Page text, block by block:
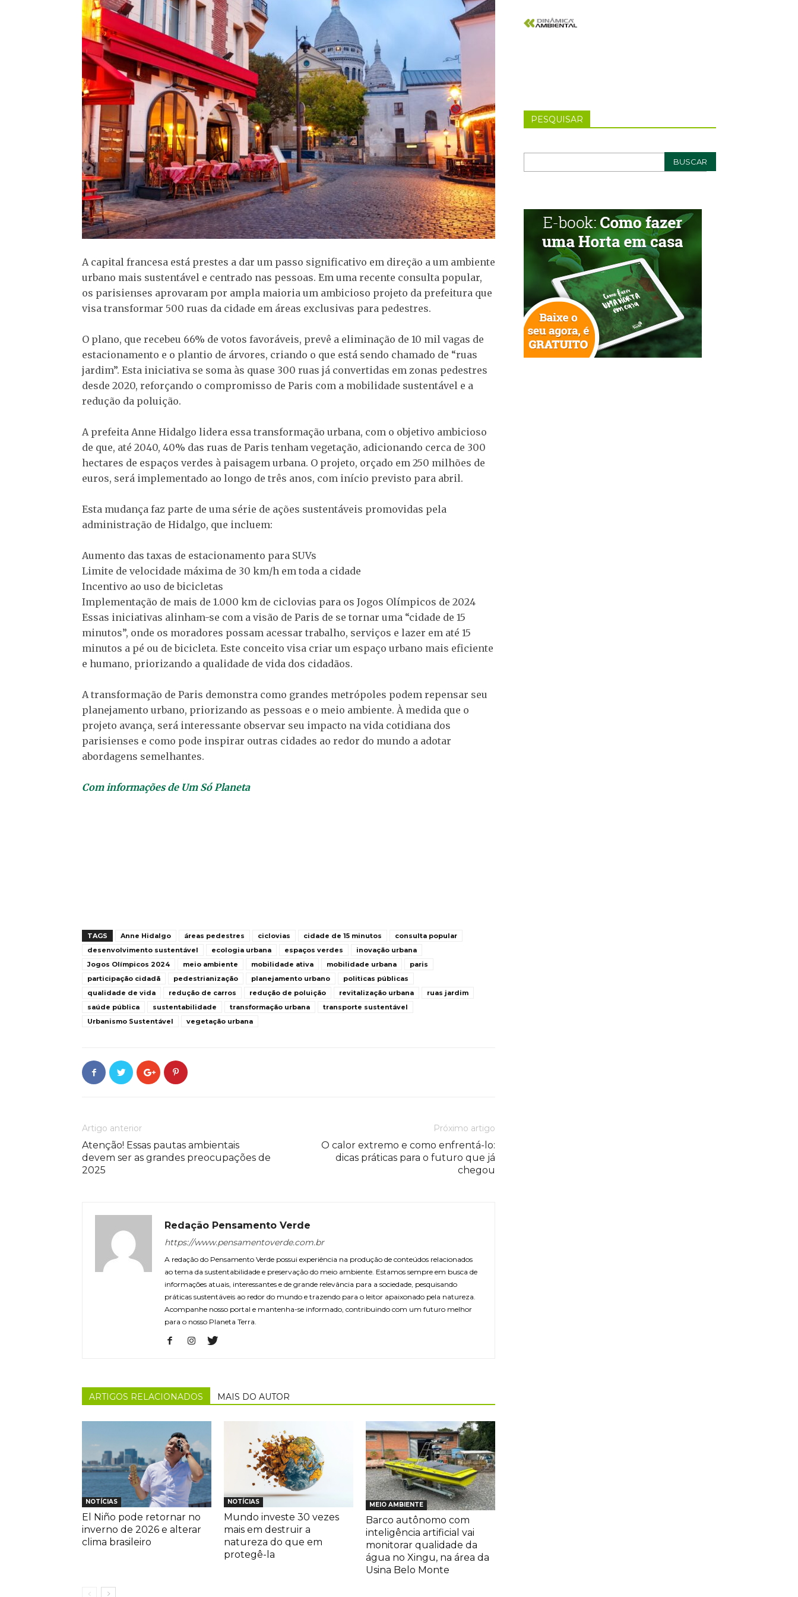
A capital francesa está prestes a dar um passo significativo em direção a um ambiente
urbano mais sustentável e centrado nas pessoas. Em uma recente consulta popular,
os parisienses aprovaram por ampla maioria um ambicioso projeto da prefeitura que
visa transformar 500 ruas da cidade em áreas exclusivas para pedestres.
O plano, que recebeu 66% de votos favoráveis, prevê a eliminação de 10 mil vagas de
estacionamento e o plantio de árvores, criando o que está sendo chamado de “ruas
jardim”. Esta iniciativa se soma às quase 300 ruas já convertidas em zonas pedestres
desde 2020, reforçando o compromisso de Paris com a mobilidade sustentável e a
redução da poluição.
A prefeita Anne Hidalgo lidera essa transformação urbana, com o objetivo ambicioso
de que, até 2040, 40% das ruas de Paris tenham vegetação, adicionando cerca de 300
hectares de espaços verdes à paisagem urbana. O projeto, orçado em 250 milhões de
euros, será implementado ao longo de três anos, com início previsto para abril.
Esta mudança faz parte de uma série de ações sustentáveis promovidas pela
administração de Hidalgo, que incluem:
Aumento das taxas de estacionamento para SUVs
Limite de velocidade máxima de 30 km/h em toda a cidade
Incentivo ao uso de bicicletas
Implementação de mais de 1.000 km de ciclovias para os Jogos Olímpicos de 2024
Essas iniciativas alinham-se com a visão de Paris de se tornar uma “cidade de 15
minutos”, onde os moradores possam acessar trabalho, serviços e lazer em até 15
minutos a pé ou de bicicleta. Este conceito visa criar um espaço urbano mais eficiente
e humano, priorizando a qualidade de vida dos cidadãos.
A transformação de Paris demonstra como grandes metrópoles podem repensar seu
planejamento urbano, priorizando as pessoas e o meio ambiente. À medida que o
projeto avança, será interessante observar seu impacto na vida cotidiana dos
parisienses e como pode inspirar outras cidades ao redor do mundo a adotar
abordagens semelhantes.
Com informações de Um Só Planeta
TAGS Anne Hidalgo áreas pedestres ciclovias cidade de 15 minutos
consulta popular
desenvolvimento sustentável
ecologia urbana espaços verdes
inovação urbana
Jogos Olímpicos 2024
meio ambiente mobilidade ativa mobilidade urbana
paris
participação cidadã
pedestrianização planejamento urbano
politicas públicas
qualidade de vida
redução de carros redução de poluição revitalização urbana
ruas jardim
saúde pública
sustentabilidade transformação urbana
transporte sustentável
Urbanismo Sustentável
vegetação urbana
Artigo anterior
Atenção! Essas pautas ambientais
devem ser as grandes preocupações de
2025
Próximo artigo
O calor extremo e como enfrentá-lo:
dicas práticas para o futuro que já
chegou
Redação Pensamento Verde
https://www.pensamentoverde.com.br
A redação do Pensamento Verde possui experiência na produção de conteúdos relacionados
ao tema da sustentabilidade e preservação do meio ambiente. Estamos sempre em busca de
informações atuais, interessantes e de grande relevância para a sociedade, pesquisando
práticas sustentáveis ao redor do mundo e trazendo para o leitor apaixonado pela natureza.
Acompanhe nosso portal e mantenha-se informado, contribuindo com um futuro melhor
para o nosso Planeta Terra.
ARTIGOS RELACIONADOS MAIS DO AUTOR
NOTÍCIAS
El Niño pode retornar no
inverno de 2026 e alterar
clima brasileiro
NOTÍCIAS
Mundo investe 30 vezes
mais em destruir a
natureza do que em
protegê-la
MEIO AMBIENTE
Barco autônomo com
inteligência artificial vai
monitorar qualidade da
água no Xingu, na área da
Usina Belo Monte
PESQUISAR